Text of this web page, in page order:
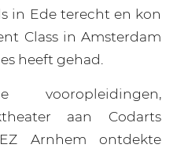
in Ede terecht en kon
Class in Amsterdam
heeft gehad.
vooropleidingen,
aan Codarts
Arnhem ontdekte